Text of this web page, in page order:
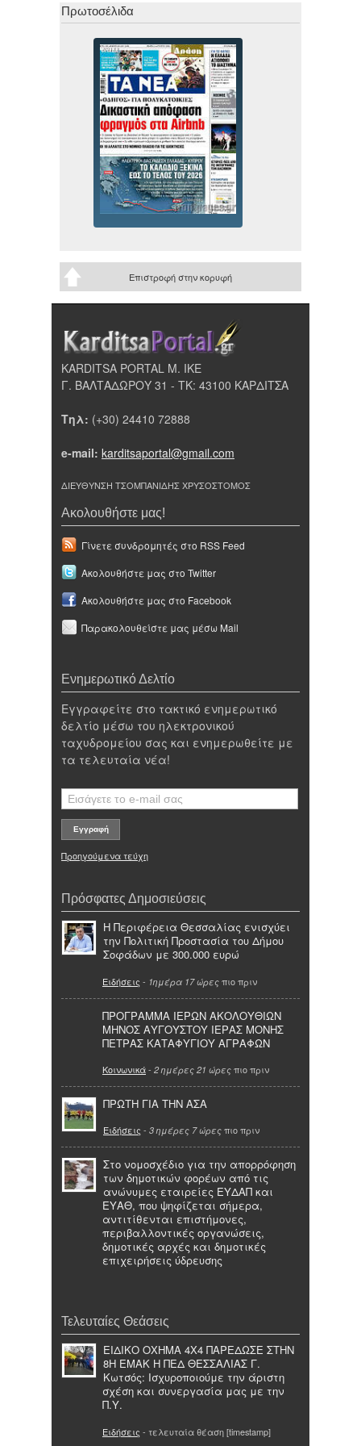
Πρωτοσέλιδα
Επιστροφή στην κορυφή
KARDITSA PORTAL Μ. ΙΚΕ
Γ. ΒΑΛΤΑΔΩΡΟΥ 31 - ΤΚ: 43100 ΚΑΡΔΙΤΣΑ
Τηλ: (+30) 24410 72888
e-mail: karditsaportal@gmail.com
ΔΙΕΥΘΥΝΣΗ ΤΣΟΜΠΑΝΙΔΗΣ ΧΡΥΣΟΣΤΟΜΟΣ
Ακολουθήστε μας!
Γίνετε συνδρομητές στο RSS Feed
Ακολουθήστε μας στο Twitter
Ακολουθήστε μας στο Facebook
Παρακολουθείστε μας μέσω Mail
Ενημερωτικό Δελτίο
Εγγραφείτε στο τακτικό ενημερωτικό
δελτίο μέσω του ηλεκτρονικού
ταχυδρομείου σας και ενημερωθείτε με
τα τελευταία νέα!
Προηγούμενα τεύχη
Πρόσφατες Δημοσιεύσεις
Η Περιφέρεια Θεσσαλίας ενισχύει
την Πολιτική Προστασία του Δήμου
Σοφάδων με 300.000 ευρώ
Ειδήσεις - 1ημέρα 17 ώρες πιο πριν
ΠΡΟΓΡΑΜΜΑ ΙΕΡΩΝ ΑΚΟΛΟΥΘΙΩΝ
ΜΗΝΟΣ ΑΥΓΟΥΣΤΟΥ ΙΕΡΑΣ ΜΟΝΗΣ
ΠΕΤΡΑΣ ΚΑΤΑΦΥΓΙΟΥ ΑΓΡΑΦΩΝ
Κοινωνικά- 2 ημέρες 21 ώρες πιο πριν
ΠΡΩΤΗ ΓΙΑ ΤΗΝ ΑΣΑ
Ειδήσεις - 3 ημέρες 7 ώρες πιο πριν
Στο νομοσχέδιο για την απορρόφηση
των δημοτικών φορέων από τις
ανώνυμες εταιρείες ΕΥΔΑΠ και
ΕΥΑΘ, που ψηφίζεται σήμερα,
αντιτίθενται επιστήμονες,
περιβαλλοντικές οργανώσεις,
δημοτικές αρχές και δημοτικές
επιχειρήσεις ύδρευσης
Τελευταίες Θεάσεις
ΕΙΔΙΚΟ ΟΧΗΜΑ 4Χ4 ΠΑΡΕΔΩΣΕ ΣΤΗΝ
8Η ΕΜΑΚ Η ΠΕΔ ΘΕΣΣΑΛΙΑΣ Γ.
Κωτσός: Ισχυροποιούμε την άριστη
σχέση και συνεργασία μας με την
Π.Υ.
Ειδήσεις - τελευταία θέαση [timestamp]